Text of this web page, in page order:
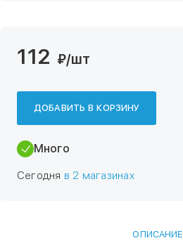
112 ₽/шт
ДОБАВИТЬ В КОРЗИНУ
Много
Сегодня в 2 магазинах
ОПИСАНИЕ